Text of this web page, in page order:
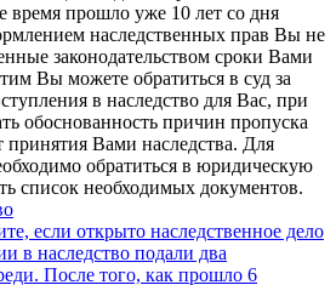
время прошло уже 10 лет со дня
наследственных прав Вы не
законодательством сроки Вами
Вы можете обратиться в суд за
в наследство для Вас, при
обоснованность причин пропуска
принятия Вами наследства. Для
обратиться в юридическую
список необходимых документов.
если открыто наследственное дело
в наследство подали два
После того, как прошло 6